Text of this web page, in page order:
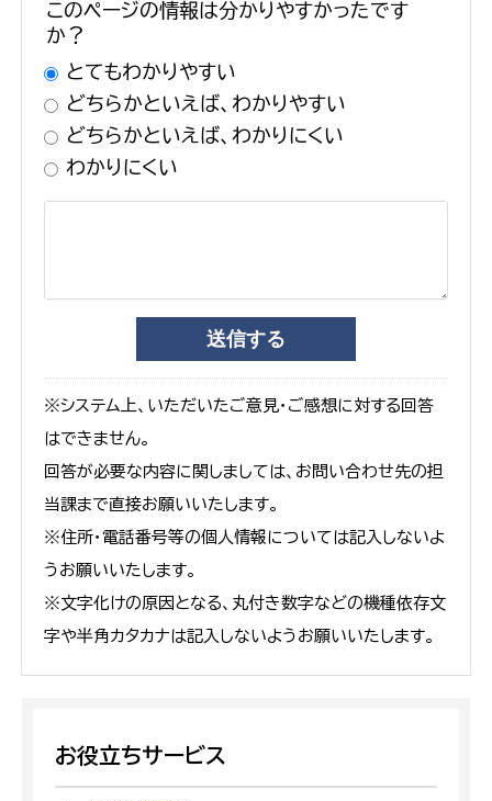
このページの情報は分かりやすかったです
か？
とてもわかりやすい
どちらかといえば、わかりやすい
どちらかといえば、わかりにくい
わかりにくい
※システム上、いただいたご意見・ご感想に対する回答
はできません。
回答が必要な内容に関しましては、お問い合わせ先の担
当課まで直接お願いいたします。
※住所・電話番号等の個人情報については記入しないよ
うお願いいたします。
※文字化けの原因となる、丸付き数字などの機種依存文
字や半角カタカナは記入しないようお願いいたします。
お役立ちサービス